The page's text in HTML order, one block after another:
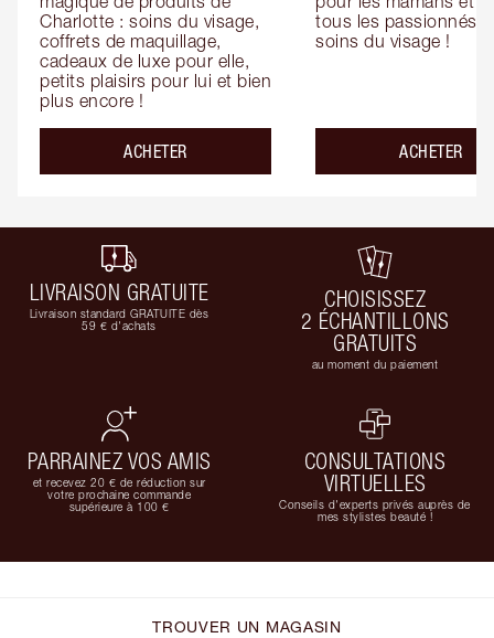
Charlotte : soins du visage,
coffrets de maquillage,
cadeaux de luxe pour elle,
petits plaisirs pour lui et bien
plus encore !
ACHETER
tous les passionnés
soins du visage !
ACHETER
LIVRAISON GRATUITE
Livraison standard GRATUITE dès
59 € d'achats
CHOISISSEZ
2 ÉCHANTILLONS
GRATUITS
au moment du paiement
PARRAINEZ VOS AMIS
et recevez 20 € de réduction sur
votre prochaine commande
supérieure à 100 €
CONSULTATIONS
VIRTUELLES
Conseils d'experts privés auprès de
mes stylistes beauté !
TROUVER UN MAGASIN